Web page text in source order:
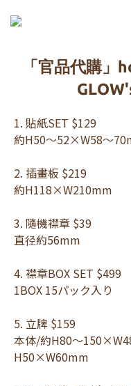
「官品代購」
1. 貼紙SET $129
約H50～52×W58～
2. 插畫板 $219
約H118×W210mm
3. 隨機襟章 $39
直径約56mm
4. 襟章BOX SET $499
1BOX 15パック入り
5. 立牌 $159
本体/約H80～
H50×W60mm